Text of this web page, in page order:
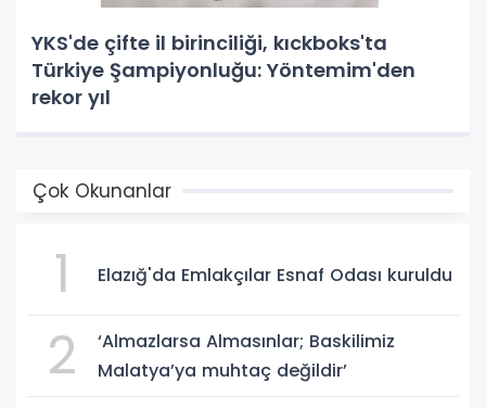
YKS'de çifte il birinciliği, kıckboks'ta
Türkiye Şampiyonluğu: Yöntemim'den
rekor yıl
Çok Okunanlar
1 Elazığ'da Emlakçılar Esnaf Odası kuruldu
2
‘Almazlarsa Almasınlar; Baskilimiz
Malatya’ya muhtaç değildir’